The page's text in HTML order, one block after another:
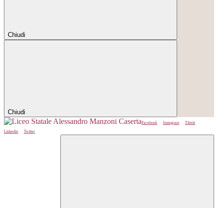
Chiudi
Chiudi
Facebook Instagram
Tiktok
Linkedin
Twitter